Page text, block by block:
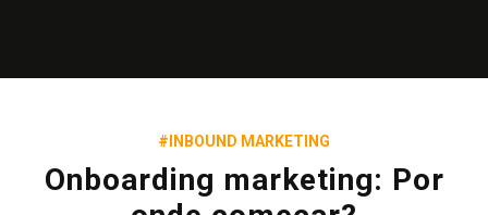
#INBOUND MARKETING
Onboarding marketing: Por